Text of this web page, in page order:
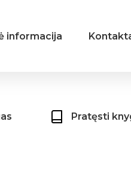
informacija
Pratęsti